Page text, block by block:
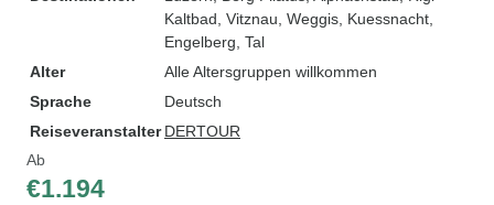
Kaltbad , Vitznau , Weggis , Kuessnacht
Engelberg , Tal
Alter
Alle Altersgruppen willkommen
Sprache
Deutsch
Reiseveranstalter DERTOUR
Ab
€1.194